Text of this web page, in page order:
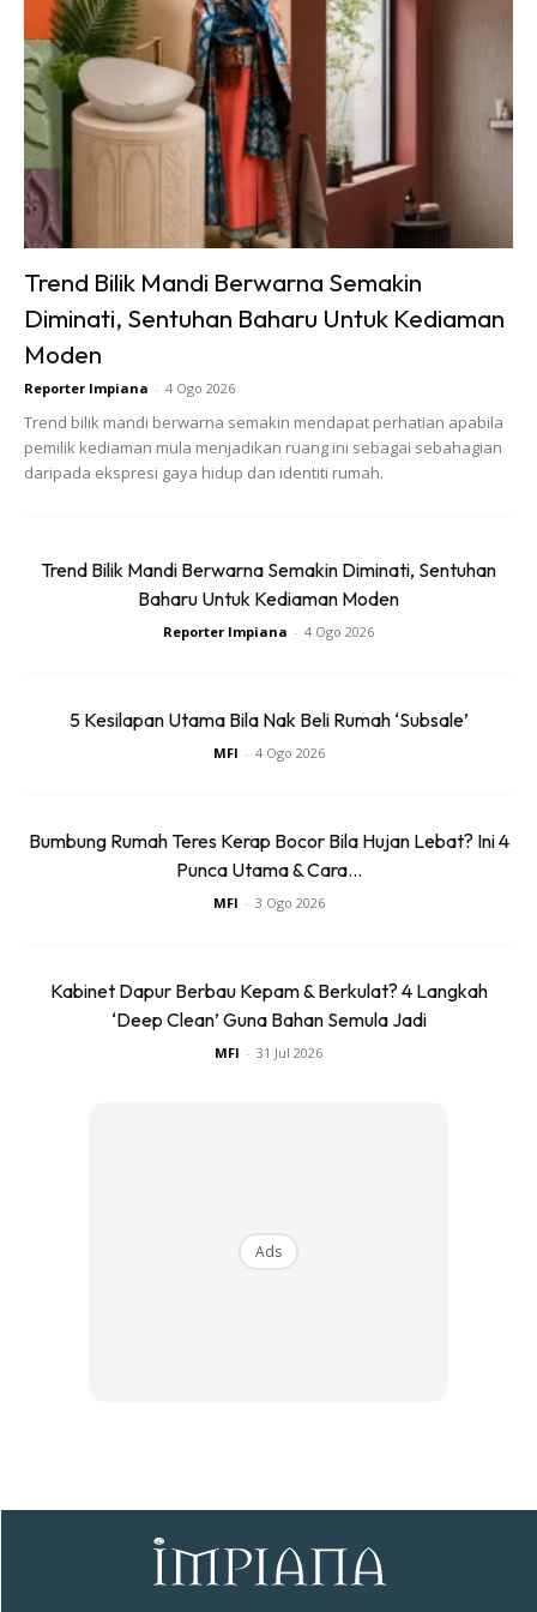
Ads
Satu kajian terhadap haiwan telah dijalankan dan ianya
terbukti bahawa ekstrak bunga kantan dapat mencegah
peningkatan asid urik di dalam darah. Ini kerana
terdapatnya kandungan polifenol, flavonoid dan saponin
yang tinggi di dalamnya yang mencegah kenaikkan paras
asid urik.
Satu kajian telah dijalankan untuk mengkaji kesan ekstrak
bunga kantan ke atas kesan pencerahan dan anti penuaan
mengandungi esktrak bunga kantan menunjukkan
8. Menghilangkan bau badan
Bagi ibu-ibu yang baru sahaja melahirkan, daun bunga
kantan sering digunakan secara tradisional semasa mandi
Trend Bilik Mandi Berwarna Semakin
Diminati, Sentuhan Baharu Untuk Kediaman
Moden
Reporter Impiana - 4 Ogo 2026
Trend bilik mandi berwarna semakin mendapat perhatian apabila
pemilik kediaman mula menjadikan ruang ini sebagai sebahagian
daripada ekspresi gaya hidup dan identiti rumah.
Trend Bilik Mandi Berwarna Semakin Diminati, Sentuhan
Baharu Untuk Kediaman Moden
Reporter Impiana - 4 Ogo 2026
5 Kesilapan Utama Bila Nak Beli Rumah ‘Subsale’
MFI - 4 Ogo 2026
Bumbung Rumah Teres Kerap Bocor Bila Hujan Lebat? Ini 4
Punca Utama & Cara...
MFI - 3 Ogo 2026
Kabinet Dapur Berbau Kepam & Berkulat? 4 Langkah
‘Deep Clean’ Guna Bahan Semula Jadi
MFI - 31 Jul 2026
Ads